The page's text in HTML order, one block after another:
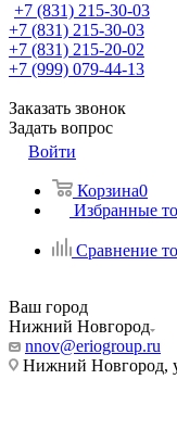
+7 (831) 215-30-03
+7 (831) 215-30-03
+7 (831) 215-20-02
+7 (999) 079-44-13
Заказать звонок
Задать вопрос
Войти
Корзина0
Избранные
Сравнение
Ваш город
Нижний Новгород
nnov@eriogroup.ru
Нижний Новгород,